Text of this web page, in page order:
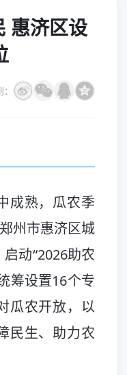
惠济区设
成熟，瓜农季
州市惠济区城
动“2026助农
筹设置16个专
瓜农开放，以
民生、助力农